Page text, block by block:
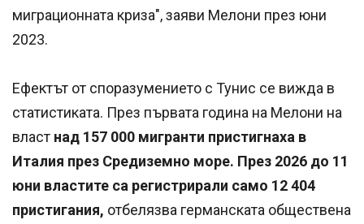
миграционната криза", заяви Мелони през юни
2023.
Ефектът от споразумението с Тунис се вижда в
статистиката. През първата година на Мелони на
власт над 157 000 мигранти пристигнаха в
Италия през Средиземно море. През 2026 до 11
юни властите са регистрирали само 12 404
пристигания, отбелязва германската обществена